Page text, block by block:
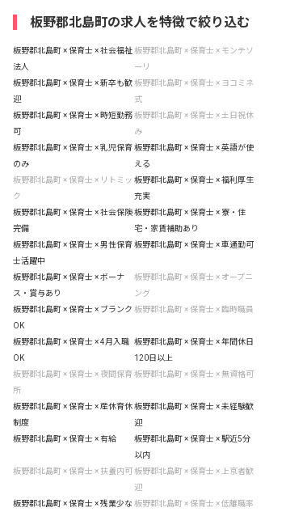
板野郡北島町の求人を特徴で絞り込む
板野郡北島町 × 保育士 × 社会福祉
法人
板野郡北島町 × 保育士 × モンテソ
ーリ
板野郡北島町 × 保育士 × 新卒も歓
迎
板野郡北島町 × 保育士 × ヨコミネ
式
板野郡北島町 × 保育士 × 時短勤務
可
板野郡北島町 × 保育士 × 土日祝休
み
板野郡北島町 × 保育士 × 乳児保育
のみ
板野郡北島町 × 保育士 × 英語が使
える
板野郡北島町 × 保育士 × リトミッ
ク
板野郡北島町 × 保育士 × 福利厚生
充実
板野郡北島町 × 保育士 × 社会保険
完備
板野郡北島町 × 保育士 × 寮・住
宅・家賃補助あり
板野郡北島町 × 保育士 × 男性保育
士活躍中
板野郡北島町 × 保育士 × 車通勤可
板野郡北島町 × 保育士 × ボーナ
ス・賞与あり
板野郡北島町 × 保育士 × オープニ
ング
板野郡北島町 × 保育士 × ブランク
OK
板野郡北島町 × 保育士 × 臨時職員
板野郡北島町 × 保育士 × 4月入職
OK
板野郡北島町 × 保育士 × 年間休日
120日以上
板野郡北島町 × 保育士 × 夜間保育
所
板野郡北島町 × 保育士 × 無資格可
板野郡北島町 × 保育士 × 産休育休
制度
板野郡北島町 × 保育士 × 未経験歓
迎
板野郡北島町 × 保育士 × 有給
板野郡北島町 × 保育士 × 駅近5分
以内
板野郡北島町 × 保育士 × 扶養内可板野郡北島町 × 保育士 × 上京者歓
迎
板野郡北島町 × 保育士 × 残業少な 板野郡北島町 × 保育士 × 低離職率